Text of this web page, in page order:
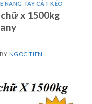
NÂNG TAY CẮT KÉO
x 1500kg
NGOC TIEN